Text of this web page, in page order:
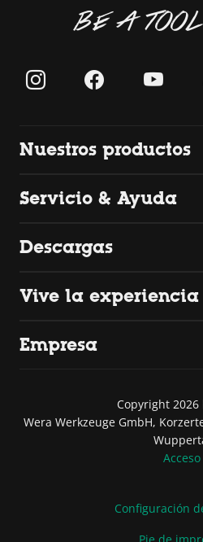
BE A
Nuestros productos
Servicio & Ayuda
Descargas
Vive la experiencia
Empresa
Copyright 2026
Wera Werkzeuge GmbH,
Acceso
Configuración
Pie de